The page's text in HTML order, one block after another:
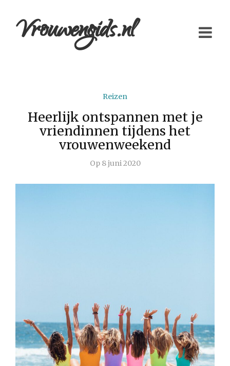
Vrouwengids.nl
Reizen
Heerlijk ontspannen met je
vriendinnen tijdens het
vrouwenweekend
Op8 juni 2020